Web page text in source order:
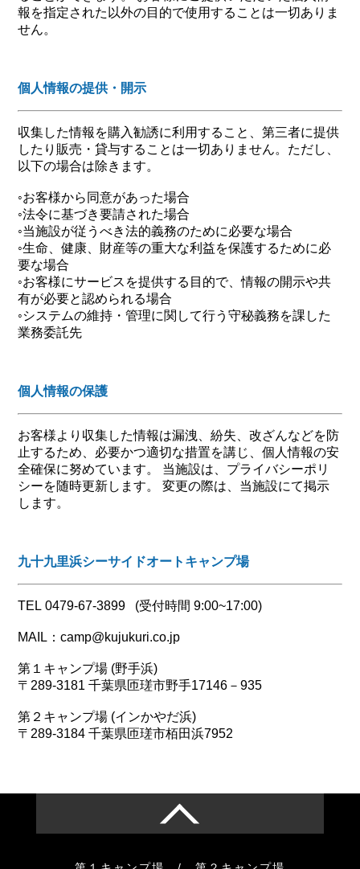
報を指定された以外の目的で使用することは一切ありま
せん。
個人情報の提供・開示
収集した情報を購入勧誘に利用すること、第三者に提供
したり販売・貸与することは一切ありません。ただし、
以下の場合は除きます。
◦お客様から同意があった場合
◦法令に基づき要請された場合
◦当施設が従うべき法的義務のために必要な場合
◦生命、健康、財産等の重大な利益を保護するために必
要な場合
◦お客様にサービスを提供する目的で、情報の開示や共
有が必要と認められる場合
◦システムの維持・管理に関して行う守秘義務を課した
業務委託先
個人情報の保護
お客様より収集した情報は漏洩、紛失、改ざんなどを防
止するため、必要かつ適切な措置を講じ、個人情報の安
全確保に努めています。 当施設は、プライバシーポリ
シーを随時更新します。 変更の際は、当施設にて掲示
します。
九十九里浜シーサイドオートキャンプ場
TEL0479-67-3899 (受付時間 9:00~17:00)
MAIL：camp@kujukuri.co.jp
第１キャンプ場 (野手浜)
〒289-3181 千葉県匝瑳市野手17146－935
第２キャンプ場 (インかやだ浜)
〒289-3184 千葉県匝瑳市栢田浜7952